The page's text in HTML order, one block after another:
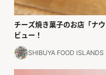
チーズ焼き菓子のお店「ナ
ビュー！
SHIBUYA FOOD ISLANDS